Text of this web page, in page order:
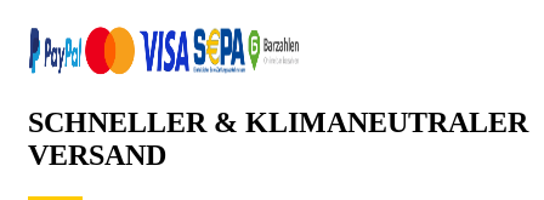
SCHNELLER & KLIMANEUTRALER
VERSAND